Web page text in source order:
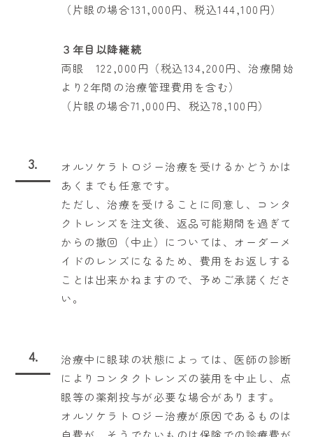
（片眼の場合131,000円、税込144,100円）
３年目以降継続
両眼 122,000円（税込134,200円、治療開始
より2年間の治療管理費用を含む）
（片眼の場合71,000円、税込78,100円）
3.
オルソケラトロジー治療を受けるかどうかは
あくまでも任意です。
ただし、治療を受けることに同意し、コンタ
クトレンズを注文後、返品可能期間を過ぎて
からの撤回（中止）については、オーダーメ
イドのレンズになるため、費用をお返しする
ことは出来かねますので、予めご承諾くださ
い。
4.
治療中に眼球の状態によっては、医師の診断
によりコンタクトレンズの装用を中止し、点
眼等の薬剤投与が必要な場合があります。
オルソケラトロジー治療が原因であるものは